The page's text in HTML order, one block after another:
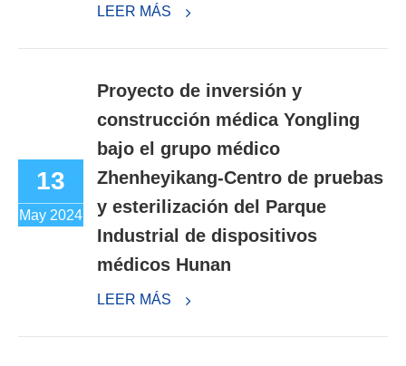
LEER MÁS
13
May 2024
Proyecto de inversión y
construcción médica Yongling
bajo el grupo médico
Zhenheyikang-Centro de pruebas
y esterilización del Parque
Industrial de dispositivos
médicos Hunan
LEER MÁS